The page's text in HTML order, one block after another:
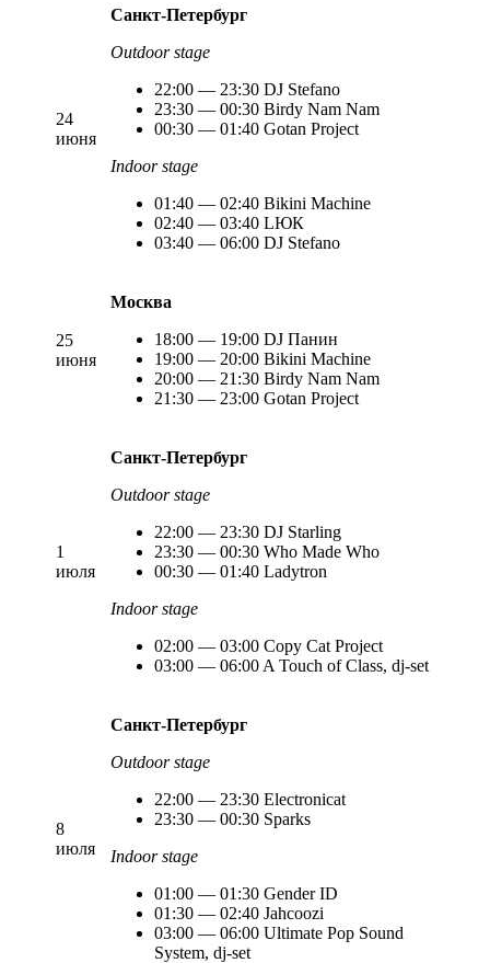
24
июня
Санкт-Петербург
Outdoor stage
22:00 — 23:30 DJ Stefano
23:30 — 00:30 Birdy Nam Nam
00:30 — 01:40 Gotan Project
Indoor stage
01:40 — 02:40 Bikini Machine
02:40 — 03:40 LЮК
03:40 — 06:00 DJ Stefano
25
июня
Москва
18:00 — 19:00 DJ Панин
19:00 — 20:00 Bikini Machine
20:00 — 21:30 Birdy Nam Nam
21:30 — 23:00 Gotan Project
1
июля
Санкт-Петербург
Outdoor stage
22:00 — 23:30 DJ Starling
23:30 — 00:30 Who Made Who
00:30 — 01:40 Ladytron
Indoor stage
02:00 — 03:00 Copy Cat Project
03:00 — 06:00 A Touch of Class, dj-set
8
июля
Санкт-Петербург
Outdoor stage
22:00 — 23:30 Electronicat
23:30 — 00:30 Sparks
Indoor stage
01:00 — 01:30 Gender ID
01:30 — 02:40 Jahcoozi
03:00 — 06:00 Ultimate Pop Sound
System, dj-set